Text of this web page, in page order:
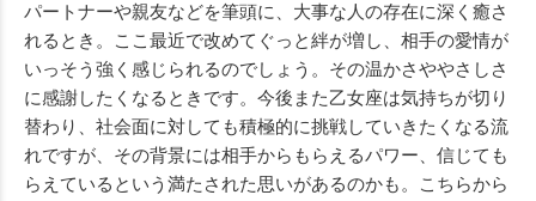
パートナーや親友などを筆頭に、大事な人の存在に深く癒さ
れるとき。ここ最近で改めてぐっと絆が増し、相手の愛情が
いっそう強く感じられるのでしょう。その温かさややさしさ
に感謝したくなるときです。今後また乙女座は気持ちが切り
替わり、社会面に対しても積極的に挑戦していきたくなる流
れですが、その背景には相手からもらえるパワー、信じても
らえているという満たされた思いがあるのかも。こちらから